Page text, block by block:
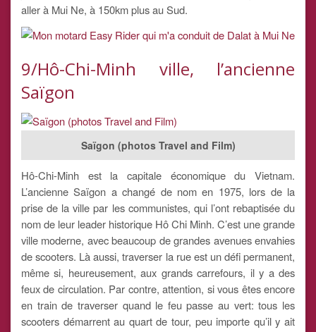
aller à Mui Ne, à 150km plus au Sud.
9/Hô-Chi-Minh ville, l’ancienne
Saïgon
Saïgon (photos Travel and Film)
Hô-Chi-Minh est la capitale économique du Vietnam.
L’ancienne Saïgon a changé de nom en 1975, lors de la
prise de la ville par les communistes, qui l’ont rebaptisée du
nom de leur leader historique Hô Chi Minh. C’est une grande
ville moderne, avec beaucoup de grandes avenues envahies
de scooters. Là aussi, traverser la rue est un défi permanent,
même si, heureusement, aux grands carrefours, il y a des
feux de circulation. Par contre, attention, si vous êtes encore
en train de traverser quand le feu passe au vert: tous les
scooters démarrent au quart de tour, peu importe qu’il y ait